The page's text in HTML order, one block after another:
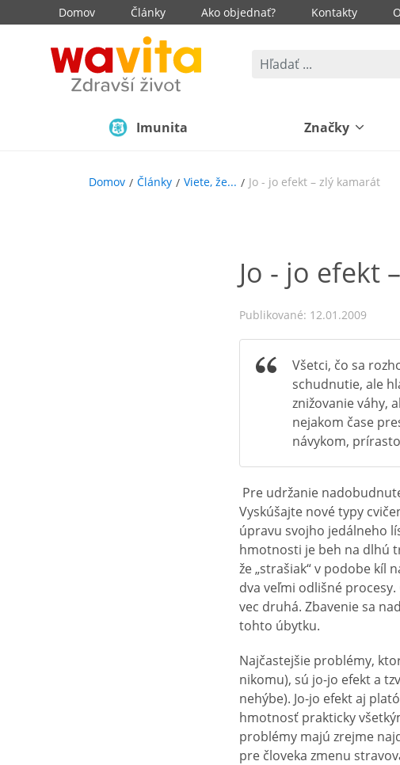
Domov Články Ako objednať? Kontakty
Imunita Značky
Domov Články Viete, že... Jo - jo efekt – zlý kamarát
Jo - jo efekt
Publikované: 12.01.2009
Všetci, čo sa
schudnutie, ale
znižovanie váhy,
nejakom čase
návykom,
Pre udržanie
Vyskúšajte nové typy
úpravu svojho jedálneho
hmotnosti je beh na dlhú
že „strašiak“ v podobe kíl
dva veľmi odlišné
vec druhá. Zbavenie sa
tohto úbytku.
Najčastejšie problémy,
nikomu), sú jo-jo efekt a
nehýbe). Jo-jo efekt aj
hmotnosť prakticky
problémy majú zrejme
pre človeka zmenu